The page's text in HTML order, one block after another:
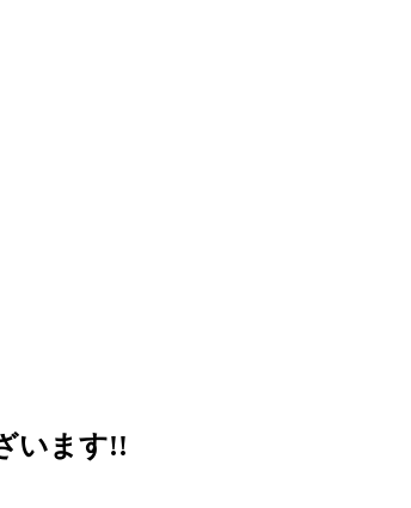
います!!